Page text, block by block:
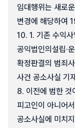
임대행위는 새로
변경에 해당하여
10. 1. 기존 수익
공익법인의설립·
확정판결의 범죄
사건 공소사실 기
8. 이전에 범한 것
피고인이 아니어
공소사실에 미치